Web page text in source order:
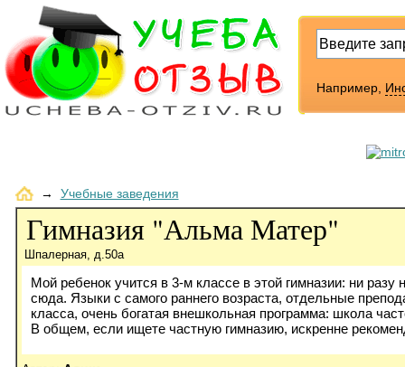
Например,
→ Учебные заведения
Гимназия "Альма Матер"
Шпалерная, д.50а
Мой ребенок учится в 3-м классе в этой гимназии: ни
сюда. Языки с самого раннего возраста, отдельные
класса, очень богатая внешкольная программа: школа
В общем, если ищете частную гимназию, искренне